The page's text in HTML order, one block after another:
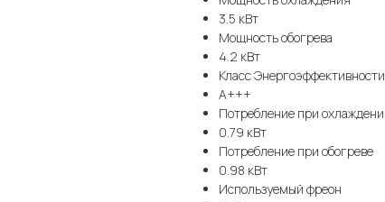
3.5 кВт
Мощность обогрева
4.2 кВт
Класс Энергоэффективности
A+++
Потребление при
0.79 кВт
Потребление при обогреве
0.98 кВт
Используемый фреон